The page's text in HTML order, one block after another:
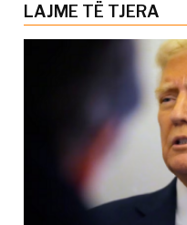
LAJME TË TJERA